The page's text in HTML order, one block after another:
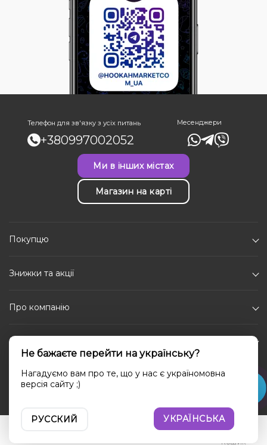
Кошик
Телефон для зв'язку з усіх питань
+380997002052
Месенджери
Ми в інших містах
Магазин на карті
Покупцю
Знижки та акції
Про компанію
Каталог
Соціальні мережі
Не бажаєте перейти на українську?
Нагадуємо вам про те, що у нас є україномовна
версія сайту ;)
РУССКИЙ УКРАЇНСЬКА